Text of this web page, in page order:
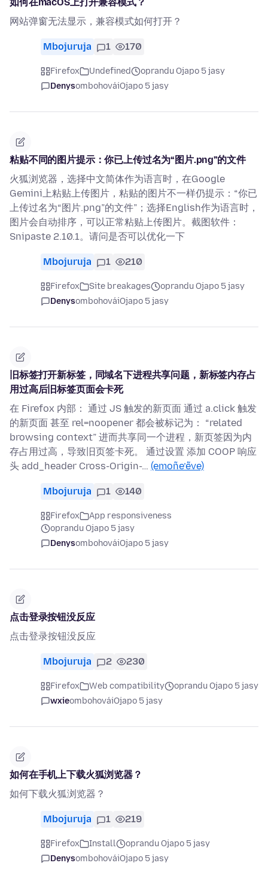
如何在macOS上打开兼容模式？
网站弹窗无法显示，兼容模式如何打开？
Mbojuruja 1 170
Firefox Undefined
oprandu Ojapo 5 jasy
DenysombohováiOjapo 5 jasy
粘贴不同的图片提示：你已上传过名为“图片.png”的文件
火狐浏览器，选择中文简体作为语言时，在Google
Gemini上粘贴上传图片，粘贴的图片不一样仍提示：“你已
上传过名为“图片.png”的文件”；选择English作为语言时，
图片会自动排序，可以正常粘贴上传图片。截图软件：
Snipaste 2.10.1。请问是否可以优化一下
Mbojuruja 1 210
Firefox Site breakages
oprandu Ojapo 5 jasy
DenysombohováiOjapo 5 jasy
旧标签打开新标签，同域名下进程共享问题，新标签内存占
用过高后旧标签页面会卡死
在 Firefox 内部： 通过 JS 触发的新页面 通过 a.click 触发
的新页面 甚至 rel=noopener 都会被标记为： “related
browsing context” 进而共享同一个进程，新页签因为内
存占用过高，导致旧页签卡死。 通过设置 添加 COOP 响应
头 add_header Cross-Origin-… (emoñe’ẽve)
Mbojuruja 1 140
Firefox
App responsiveness
oprandu Ojapo 5 jasy
DenysombohováiOjapo 5 jasy
点击登录按钮没反应
点击登录按钮没反应
Mbojuruja 2 230
Firefox Web compatibility
oprandu Ojapo 5 jasy
wxieombohováiOjapo 5 jasy
如何在手机上下载火狐浏览器？
如何下载火狐浏览器？
Mbojuruja 1 219
Firefox Install
oprandu Ojapo 5 jasy
DenysombohováiOjapo 5 jasy